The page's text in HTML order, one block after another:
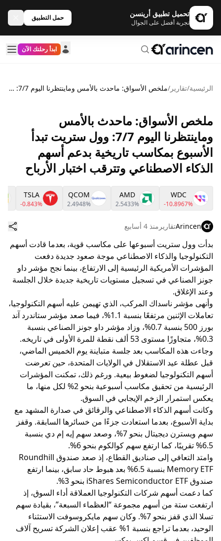
تحميل تطبيق أرينسن
تجربة أفضل على الجوال
حمل التطبيق
ابدأ رحلتك الآن
الرئيسية/تقارير / ملخص الأسواق: ماحدث بالأمس وماينتظرنا اليوم 7/7: وول ستريت تبدأ الأسبوع بمكاسب تاريخية بدعم أسهم الذكاء الاصطناعي وتترقب اختبار الأرباح
ملخص الأسواق: ماحدث بالأمس
وماينتظرنا اليوم 7/7: وول ستريت تبدأ
الأسبوع بمكاسب تاريخية بدعم أسهم
الذكاء الاصطناعي وتترقب اختبار الأرباح
WDC
-10.8967%
AMD
2.5433%
QCOM
2.4948%
TSLA
-0.843%
Arincenتقارير منذ 4 أسابيع
بدأت وول ستريت أسبوعها على مكاسب قوية، بعدما قادت أسهم
التكنولوجيا والذكاء الاصطناعي موجة صعود جديدة دفعت
المؤشرات الأمريكية الرئيسية إلى الارتفاع، بينما نجح مؤشر داو
جونز الصناعي في تسجيل مستويات تاريخية جديدة خلال الجلسة
وعند الإغلاق.
وأنهى مؤشر ناسداك المركب، الذي تهيمن عليه أسهم التكنولوجيا،
تعاملات الإثنين مرتفعًا بنسبة 1.1%، فيما صعد مؤشر ستاندرد آند
بورز 500 بنسبة 0.7%، وزاد مؤشر داو جونز الصناعي بنسبة
0.3%، متجاوزًا مستوى 53 ألف نقطة للمرة الأولى في تاريخه.
وجاءت هذه المكاسب بعد جلسة متباينة يوم الخميس الماضي،
قبل عطلة عيد الاستقلال في الولايات المتحدة، حين تعرضت
أسهم التكنولوجيا لضغوط بيعية. ورغم ذلك، تمكنت المؤشرات
الرئيسية من تحقيق مكاسب أسبوعية بنحو 2% لكل منها، ما
يعكس استمرار الزخم الإيجابي في السوق.
وكانت أسهم الذكاء الاصطناعي والرقائق في صدارة المشهد مع
بداية الأسبوع، بعدما استعادت جزءًا من خسائرها السابقة. وقفز
سهم ويسترن ديجيتال بنحو 7%، وصعد سهم إيه إم دي بنسبة
6.5% تقريبًا، كما ارتفع سهم كوالكوم بنحو 6%.
وامتد التعافي إلى صناديق القطاع، إذ صعد صندوق Roundhill
Memory ETF بنسبة 6.5% بعد هبوط حاد سابق، بينما ارتفع
صندوق iShares Semiconductor ETF بنحو 3%.
كما دعمت أسهم شركات التكنولوجيا العملاقة أداء السوق، إذ
ارتفعت ستة من أسهم مجموعة “العظماء السبعة”، بقيادة سهم
تسلا الذي قفز بنحو 7%. وكان سهم مايكروسوفت الاستثناء
الوحيد، بعدما تراجع بنسبة 1% عقب إعلان الشركة تسريح آلاف